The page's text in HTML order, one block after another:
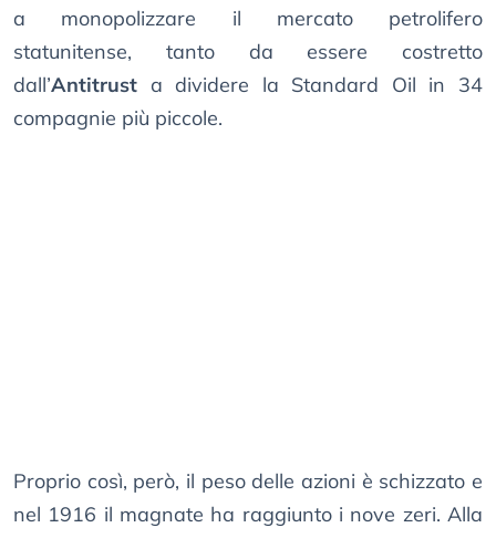
a monopolizzare il mercato petrolifero
statunitense, tanto da essere costretto
dall’Antitrust a dividere la Standard Oil in 34
compagnie più piccole.
Proprio così, però, il peso delle azioni è schizzato e
nel 1916 il magnate ha raggiunto i nove zeri. Alla